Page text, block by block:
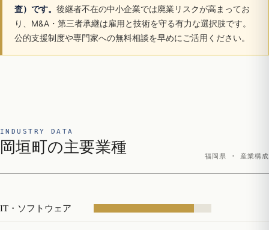
査）です。 後継者不在の中小企業では廃業リスクが高まってお
り、M&A・第三者承継は雇用と技術を守る有力な選択肢です。
公的支援制度や専門家への無料相談を早めにご活用ください。
INDUSTRY DATA
岡垣町の主要業種
福岡県 · 産業構成
IT・ソフトウェア